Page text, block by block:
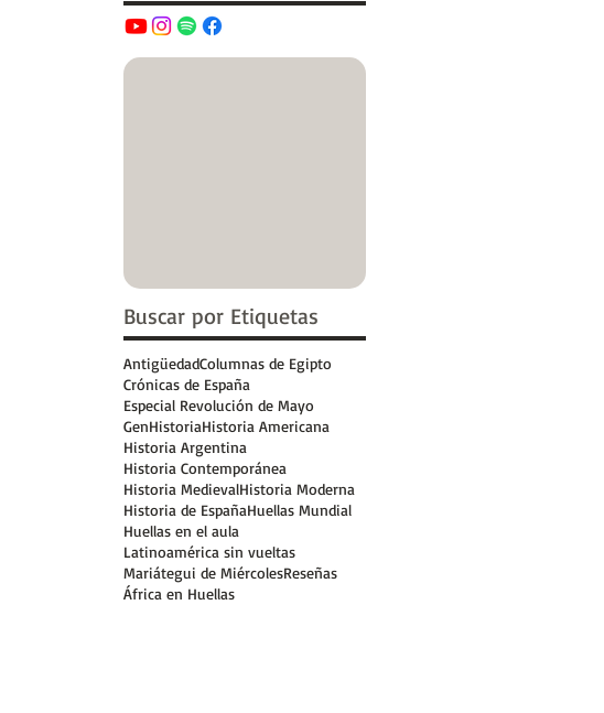
Buscar por Etiquetas
AntigüedadColumnas de Egipto
Crónicas de España
Especial Revolución de Mayo
GenHistoriaHistoria Americana
Historia Argentina
Historia Contemporánea
Historia MedievalHistoria Moderna
Historia de EspañaHuellas Mundial
Huellas en el aula
Latinoamérica sin vueltas
Mariátegui de MiércolesReseñas
África en Huellas